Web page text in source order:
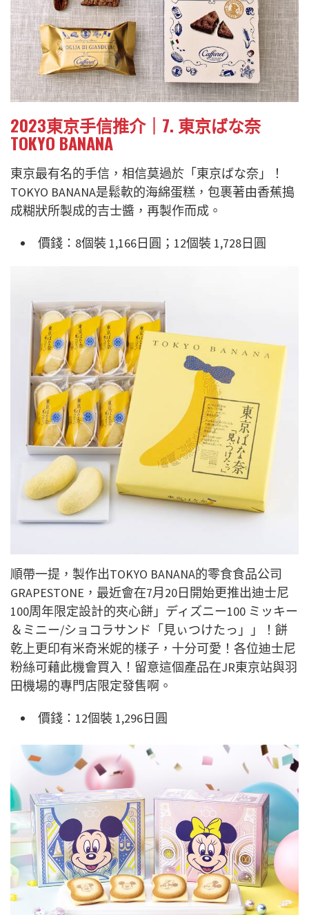
2023東京手信推介｜7. 東京ばな奈
TOKYO BANANA
東京最有名的手信，相信莫過於「東京ばな奈」！
TOKYO BANANA是鬆軟的海綿蛋糕，包裹著由香蕉搗
成糊狀所製成的吉士醬，再製作而成。
價錢：8個裝 1,166日圓；12個裝 1,728日圓
順帶一提，製作出TOKYO BANANA的零食食品公司
GRAPESTONE，最近會在7月20日開始更推出迪士尼
100周年限定設計的夾心餅」ディズニー100 ミッキー
＆ミニー/ショコラサンド「見ぃつけたっ」」！餅
乾上更印有米奇米妮的樣子，十分可愛！各位迪士尼
粉絲可藉此機會買入！留意這個產品在JR東京站與羽
田機場的專門店限定發售啊。
價錢：12個裝 1,296日圓